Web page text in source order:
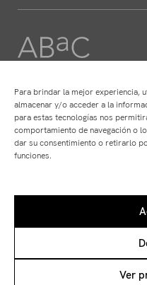
Para brindar la mejor experiencia,
almacenar y/o acceder a la
para estas tecnologías nos
comportamiento de navegación o
dar su consentimiento o retirarlo
funciones.
Ver
HOTELS
ABaC
Cram
Arconte
Protezione dei dati